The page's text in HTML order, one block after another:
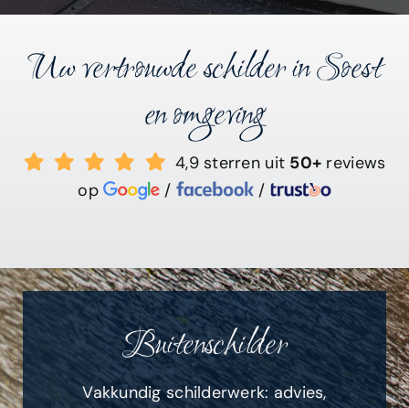
Uw vertrouwde schilder in Soest
en omgeving
4,9 sterren uit 50+ reviews
op
/ /
Buitenschilder
Vakkundig schilderwerk: advies,